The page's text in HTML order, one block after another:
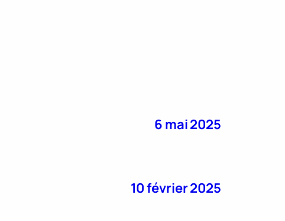
6 mai 2025
10 février 2025